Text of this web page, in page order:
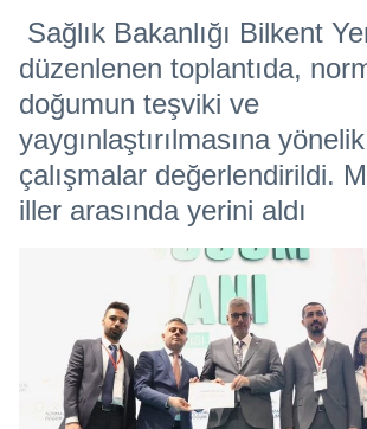
Sağlık Bakanlığı Bilkent
düzenlenen toplantıda,
doğumun teşviki ve
yaygınlaştırılmasına
çalışmalar değerlendirildi.
iller arasında yerini aldı